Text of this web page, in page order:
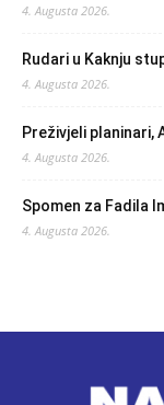
4. Augusta 2026.
Rudari u Kaknju
4. Augusta 2026.
Preživjeli planinari,
4. Augusta 2026.
Spomen za Fadila
4. Augusta 2026.